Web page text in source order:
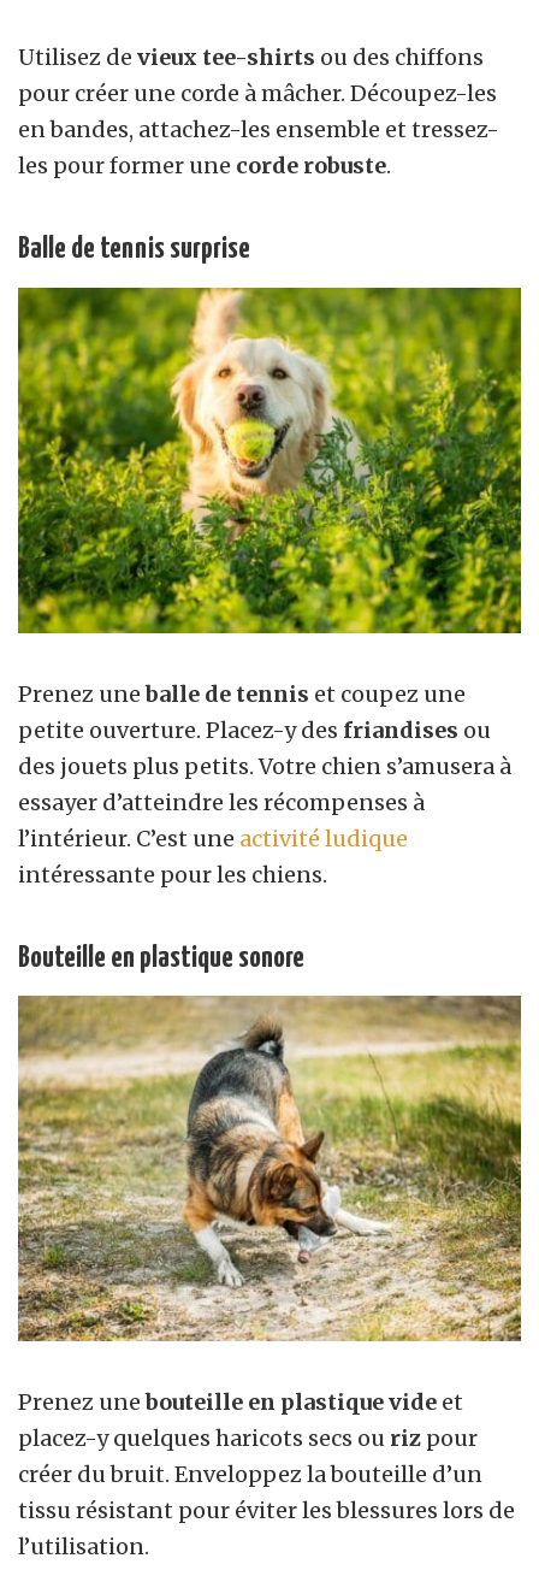
Utilisez de vieux tee-shirts ou des chiffons
pour créer une corde à mâcher. Découpez-les
en bandes, attachez-les ensemble et tressez-
les pour former une corde robuste.
Balle de tennis surprise
Prenez uneballe de tennis et coupez une
petite ouverture. Placez-y des friandises ou
des jouets plus petits. Votre chien s’amusera à
essayer d’atteindre les récompenses à
l’intérieur. C’est une activité ludique
intéressante pour les chiens.
Bouteille en plastique sonore
Prenez unebouteille en plastique vide et
placez-y quelques haricots secs ou riz pour
créer du bruit. Enveloppez la bouteille d’un
tissu résistant pour éviter les blessures lors de
l’utilisation.